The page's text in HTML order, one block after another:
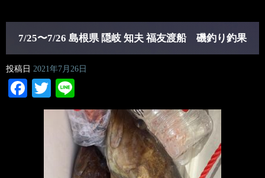
7/25〜7/26 島根県 隠岐 知夫 福友渡船 磯釣り釣果
投稿日 2021年7月26日
Facebook
Twitter